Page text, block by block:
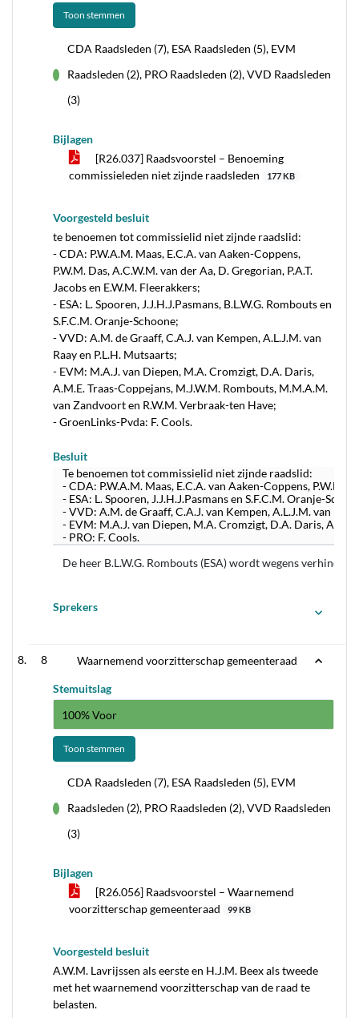
Toon stemmen
CDA Raadsleden (7), ESA Raadsleden (5), EVM
Raadsleden (2), PRO Raadsleden (2), VVD Raadsleden
(3)
Bijlagen
[R26.037] Raadsvoorstel – Benoeming
commissieleden niet zijnde raadsleden
177 KB
Voorgesteld besluit
te benoemen tot commissielid niet zijnde raadslid:
- CDA: P.W.A.M. Maas, E.C.A. van Aaken-Coppens,
P.W.M. Das, A.C.W.M. van der Aa, D. Gregorian, P.A.T.
Jacobs en E.W.M. Fleerakkers;
- ESA: L. Spooren, J.J.H.J.Pasmans, B.L.W.G. Rombouts en
S.F.C.M. Oranje-Schoone;
- VVD: A.M. de Graaff, C.A.J. van Kempen, A.L.J.M. van
Raay en P.L.H. Mutsaarts;
- EVM: M.A.J. van Diepen, M.A. Cromzigt, D.A. Daris,
A.M.E. Traas-Coppejans, M.J.W.M. Rombouts, M.M.A.M.
van Zandvoort en R.W.M. Verbraak-ten Have;
- GroenLinks-Pvda: F. Cools.
Besluit
Te benoemen tot commissielid niet zijnde raadslid:
- CDA: P.W.A.M. Maas, E.C.A. van Aaken-Coppens, P.W.M.
- ESA: L. Spooren, J.J.H.J.Pasmans en S.F.C.M. Oranje-
- VVD: A.M. de Graaff, C.A.J. van Kempen, A.L.J.M. van
- EVM: M.A.J. van Diepen, M.A. Cromzigt, D.A. Daris,
- PRO: F. Cools.
De heer B.L.W.G. Rombouts (ESA) wordt wegens
Sprekers
8 Waarnemend voorzitterschap gemeenteraad
Stemuitslag
100% Voor
Toon stemmen
CDA Raadsleden (7), ESA Raadsleden (5), EVM
Raadsleden (2), PRO Raadsleden (2), VVD Raadsleden
(3)
Bijlagen
[R26.056] Raadsvoorstel – Waarnemend
voorzitterschap gemeenteraad
99 KB
Voorgesteld besluit
A.W.M. Lavrijssen als eerste en H.J.M. Beex als tweede
met het waarnemend voorzitterschap van de raad te
belasten.